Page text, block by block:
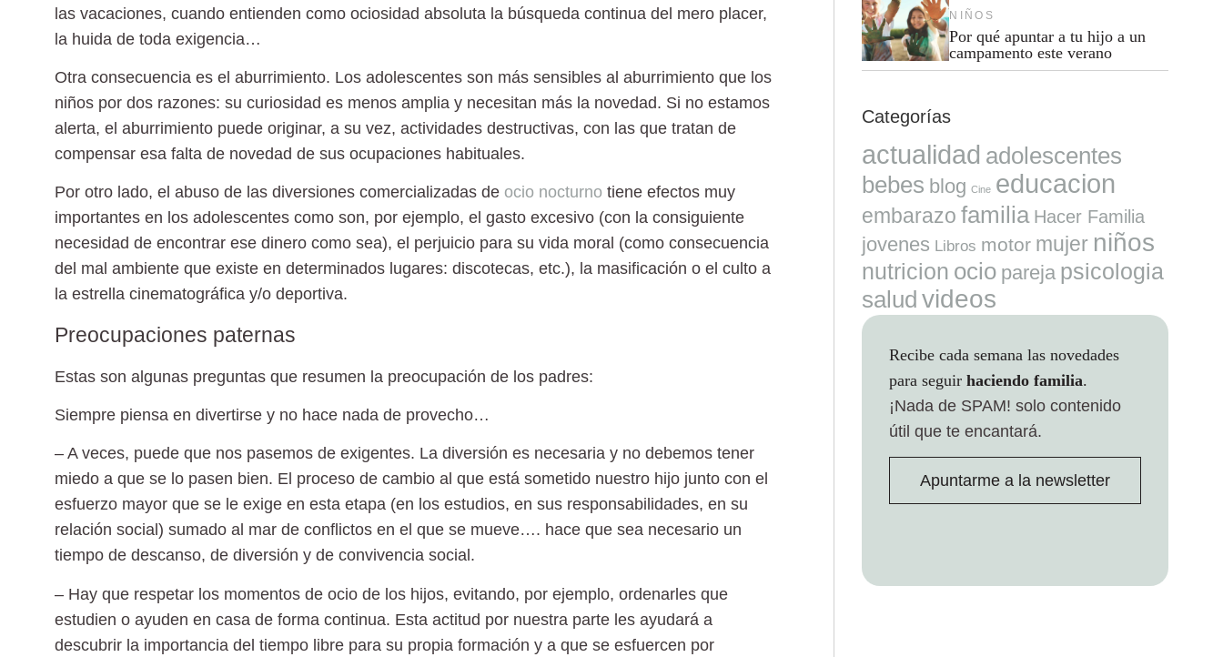
las vacaciones, cuando entienden como ociosidad absoluta la búsqueda continua del mero placer,
la huida de toda exigencia…
Otra consecuencia es el aburrimiento. Los adolescentes son más sensibles al aburrimiento que los
niños por dos razones: su curiosidad es menos amplia y necesitan más la novedad. Si no estamos
alerta, el aburrimiento puede originar, a su vez, actividades destructivas, con las que tratan de
compensar esa falta de novedad de sus ocupaciones habituales.
Por otro lado, el abuso de las diversiones comercializadas de ocio nocturno tiene efectos muy
importantes en los adolescentes como son, por ejemplo, el gasto excesivo (con la consiguiente
necesidad de encontrar ese dinero como sea), el perjuicio para su vida moral (como consecuencia
del mal ambiente que existe en determinados lugares: discotecas, etc.), la masificación o el culto a
la estrella cinematográfica y/o deportiva.
Preocupaciones paternas
Estas son algunas preguntas que resumen la preocupación de los padres:
Siempre piensa en divertirse y no hace nada de provecho…
– A veces, puede que nos pasemos de exigentes. La diversión es necesaria y no debemos tener
miedo a que se lo pasen bien. El proceso de cambio al que está sometido nuestro hijo junto con el
esfuerzo mayor que se le exige en esta etapa (en los estudios, en sus responsabilidades, en su
relación social) sumado al mar de conflictos en el que se mueve…. hace que sea necesario un
tiempo de descanso, de diversión y de convivencia social.
– Hay que respetar los momentos de ocio de los hijos, evitando, por ejemplo, ordenarles que
estudien o ayuden en casa de forma continua. Esta actitud por nuestra parte les ayudará a
descubrir la importancia del tiempo libre para su propia formación y a que se esfuercen por
NIÑOS
Por qué apuntar a tu hijo a un
campamento este verano
Categorías
actualidad adolescentes
bebes blog Cine educacion
embarazo familia Hacer Familia
jovenes Libros motor mujer niños
nutricion ocio pareja psicologia
salud videos
Recibe cada semana las novedades
para seguir haciendo familia.
¡Nada de SPAM! solo contenido
útil que te encantará.
Apuntarme a la newsletter